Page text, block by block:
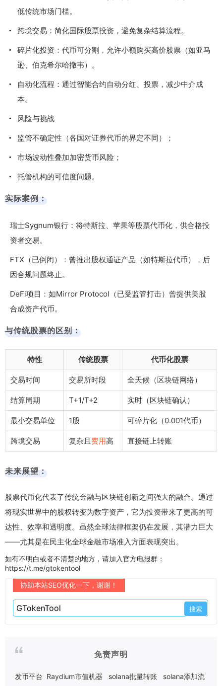
低传统市场门槛。
跨境交易：简化国际股票投资，避免复杂结算流程。
碎片化投资：代币可分割，允许小额购买高价股票（如亚马
逊、伯克希尔哈撒韦）。
自动化流程：通过智能合约自动分红、投票，减少中介成
本。
风险与挑战
监管不确定性（各国对证券代币的界定不同）；
市场波动性叠加加密货币风险；
托管机构的可信度问题。
实际案例：
瑞士Sygnum银行：将特斯拉、苹果等股票代币化，供合格投
资者交易。
FTX（已倒闭）：曾推出股权通证产品（如特斯拉代币），后
因合规问题终止。
DeFi项目：如Mirror Protocol（已受监管打击）曾提供美股
合成资产代币。
与传统股票的区别：
特性 传统股票 代币化股票
交易时间 交易所时段 全天候（区块链网络）
结算周期 T+1/T+2 实时（区块链确认）
最小交易单位 1股 可碎片化（0.001代币）
跨境交易 复杂且 费用高 直接链上转账
未来展望：
股票代币化代表了传统金融与区块链创新之间强大的融合。通过
将现实世界中的股权转变为数字资产，它为投资带来了更高的可
达性、效率和透明度。虽然全球法律框架仍在发展，其潜力巨大
——尤其是在民主化全球金融市场准入方面表现突出。
如有不明白或者不清楚的地方，请加入官方电报群：
https://t.me/gtokentool
协助本站SEO优化一下，谢谢！
免责声明
发币平台 Raydium市值机器 solana批量转账
solana添加流